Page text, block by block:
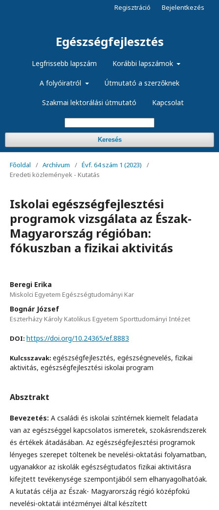
Egészségfejlesztés
Legfrissebb lapszám Korábbi lapszámok
A folyóiratról Útmutató a szerzőknek
Szakmai lektorálási útmutató Kapcsolat
Keresés
Regisztráció Bejelentkezés
Főoldal / Archívum / Évf. 64 szám 1 (2023)
/
Eredeti közlemények - Kutatás
Iskolai egészségfejlesztési
programok vizsgálata az Észak-
Magyarország régióban:
fókuszban a fizikai aktivitás
Beregi Erika
Miskolci Egyetem Egészségtudományi Kar
Bognár József
Eszterházy Károly Katolikus Egyetem Sporttudományi Intézet
DOI: https://doi.org/10.24365/ef.8883
Kulcsszavak: egészségfejlesztés, egészségnevelés, fizikai
aktivitás, egészségfejlesztési iskolai program
Absztrakt
Bevezetés: A családi és iskolai színtérnek kiemelt feladata
van az egészséggel kapcsolatos ismeretek, szokásrendszerek
és értékek átadásában. Az egészségfejlesztési programok
lényeges szerepet töltenek be nevelési-oktatási folyamatban,
ugyanakkor az iskolák egészségtudatos fizikai aktivitásra
kifejtett tevékenysége szempontjából sem elhanyagolhatóak.
A kutatás célja az Észak- Magyarország régió középfokú
nevelési-oktatái intézményei által készített